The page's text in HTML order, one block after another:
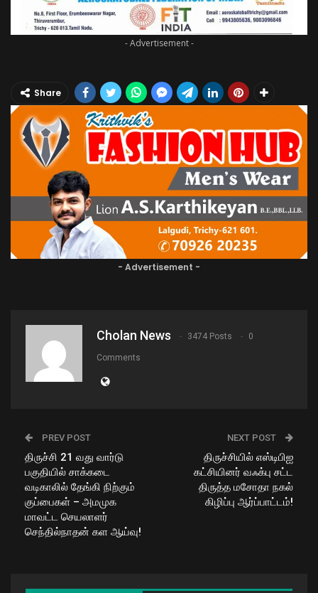
- Advertisement -
Share
- Advertisement -
Cholan News 3474 Posts 0
Comments
PREV POST
திருச்சி 21 வது வார்டு
பகுதியில் சாக்கடை
வடிகாலில் தேங்கி நிற்கும்
குப்பைகள் – அமமுக
மாவட்ட செயலாளர்
செந்தில்நாதன் கள ஆய்வு!
NEXT POST
திருச்சியில் எஸ்டிபிஐ
கட்சியினர் வஃக்பு சட்ட
திருத்த மசோதா நகல்
கிழிப்பு ஆர்ப்பாட்டம்!